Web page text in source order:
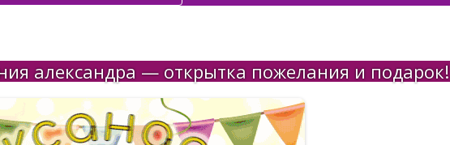
александра — открытка пожелания и подарок!